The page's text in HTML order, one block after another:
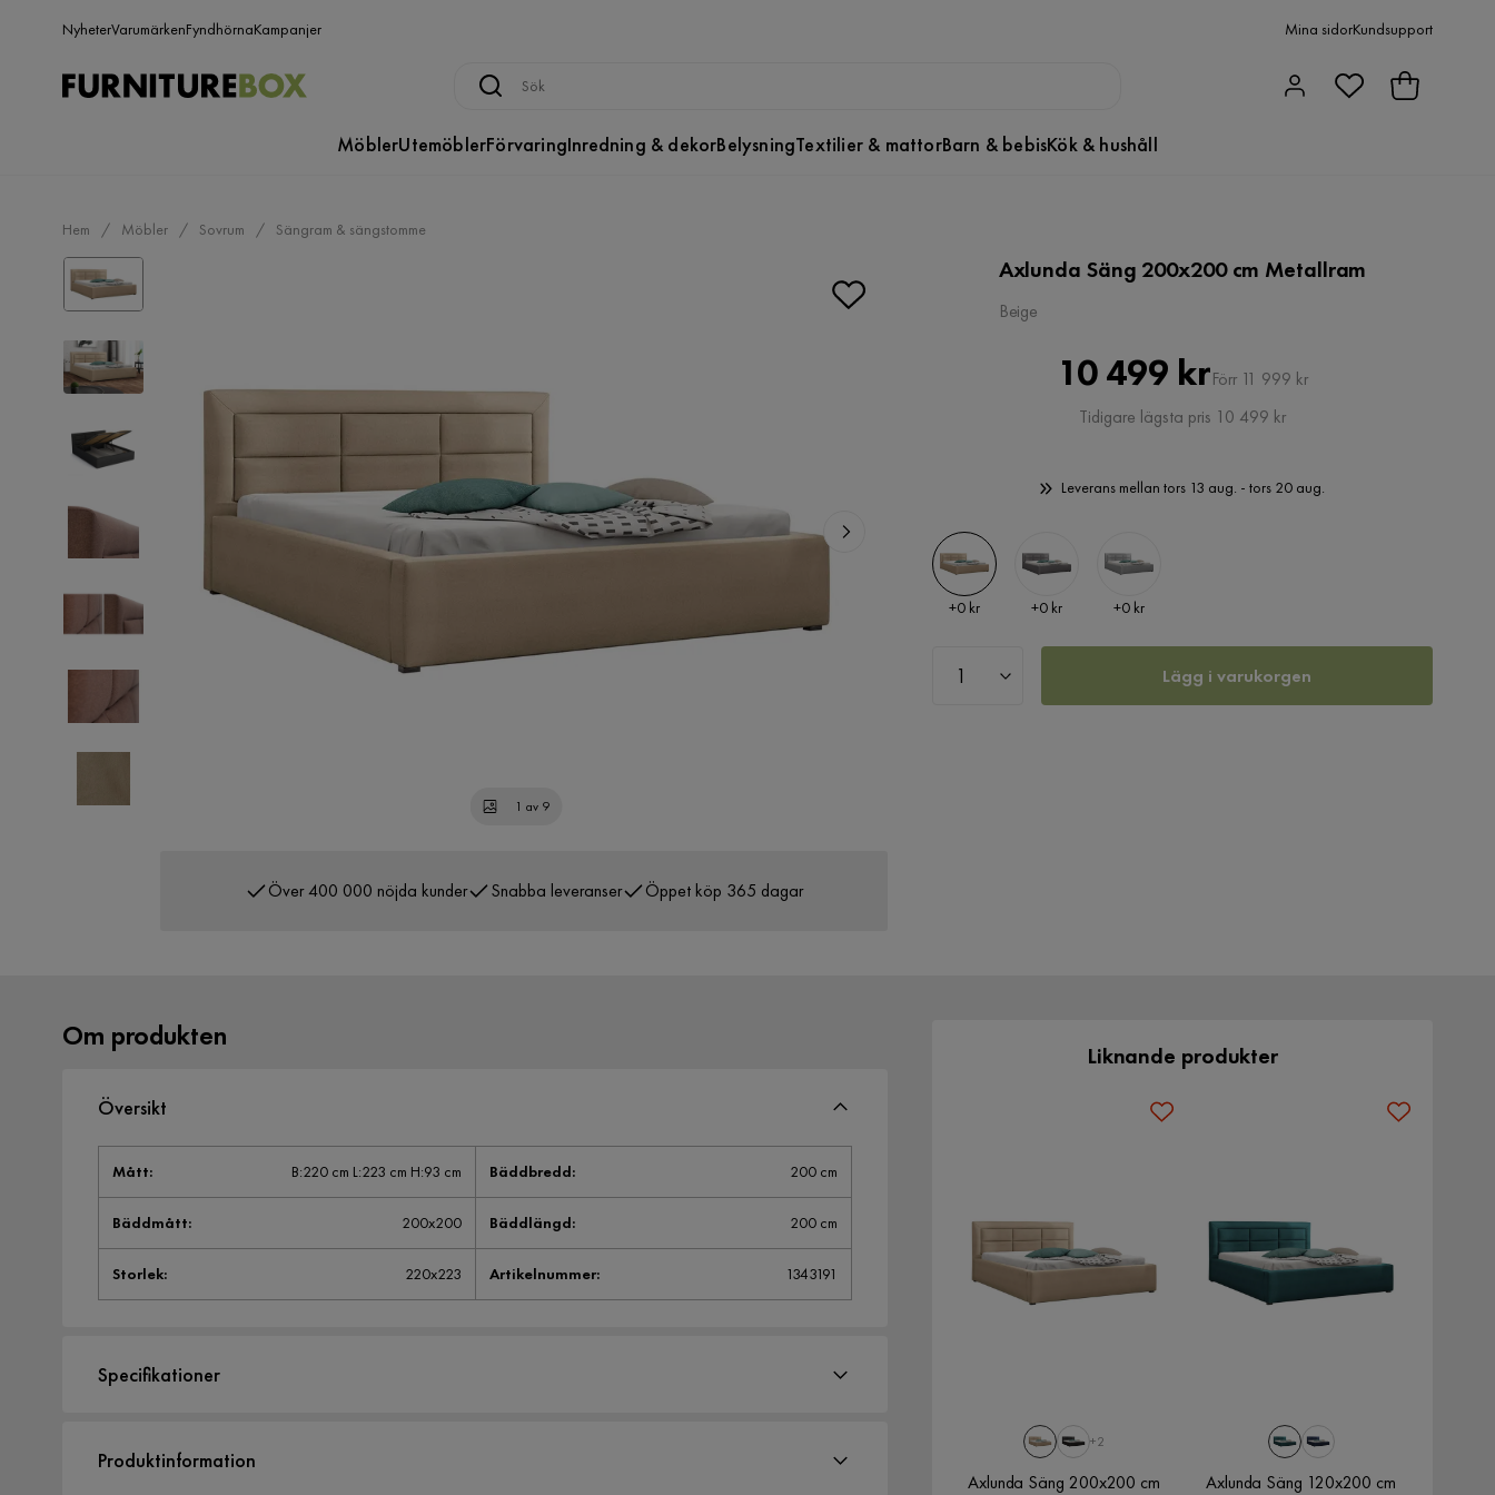
NyheterVarumärkenFyndhörnaKampanjer Mina sidorKundsupport
MöblerUtemöblerFörvaringInredning & dekorBelysningTextilier & mattorBarn & bebisKök & hushåll
Hem Möbler Sovrum Sängram & sängstomme
1 av 9
Över 400 000 nöjda kunder Snabba leveranser Öppet köp 365 dagar
Axlunda Säng 200x200 cm Metallram
Beige
Pris
10 499 krOriginal
Pris
Förr 11 999 kr
Tidigare lägsta pris 10 499 kr
Leverans mellan tors 13 aug. - tors 20 aug.
Pris
+0 kr Pris
+0 kr Pris
+0 kr
Lägg i varukorgen
Om produkten
Översikt
Mått: B:220 cm L:223 cm H:93 cm Bäddbredd: 200 cm
Bäddmått: 200x200 Bäddlängd: 200 cm
Storlek: 220x223 Artikelnummer: 1343191
Specifikationer
Storlek
Produktinformation
Liknande produkter
+2
Axlunda Säng 200x200 cm
Axlunda Säng 120x200 cm